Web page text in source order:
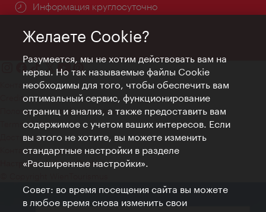
Информация круглосуточно
Контакт
Credits
Положение о конфиденциальности
Terms of Use
Доступность
Контакты для прессы
Настройки файлов Cookie
Желаете Cookie?
Разумеется, мы не хотим действовать вам на
нервы. Но так называемые файлы Cookie
необходимы для того, чтобы обеспечить вам
оптимальный сервис, функционирование
страниц и анализ, а также предоставить вам
содержимое с учетом ваших интересов. Если
вы этого не хотите, вы можете изменить
стандартные настройки в разделе
«Расширенные настройки».
Совет: во время посещения сайта вы можете
в любое время снова изменить свои